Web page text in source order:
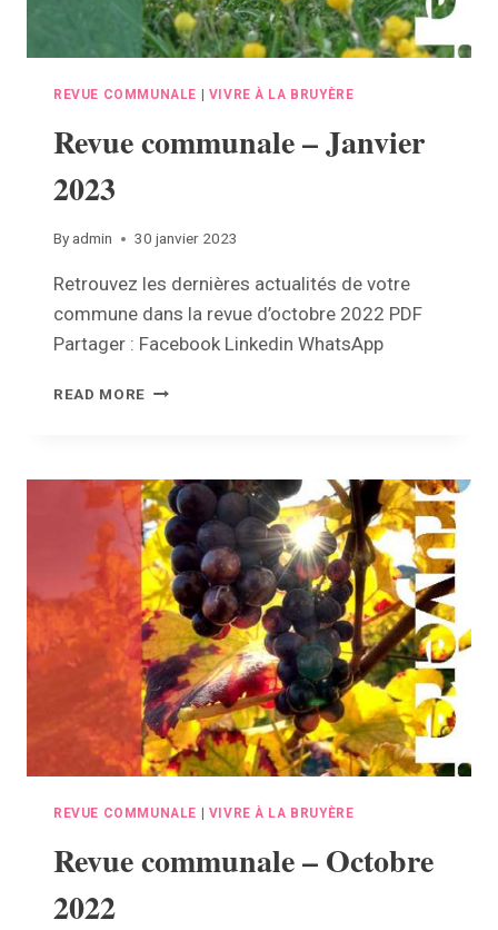
REVUE COMMUNALE | VIVRE À LA BRUYÈRE
Revue communale – Janvier
2023
By admin 30 janvier 2023
Retrouvez les dernières actualités de votre
commune dans la revue d’octobre 2022 PDF
Partager : Facebook Linkedin WhatsApp
READ MORE REVUE
2023
REVUE COMMUNALE VIVRE À LA BRUYÈRE
Revue communale – Octobre
2022